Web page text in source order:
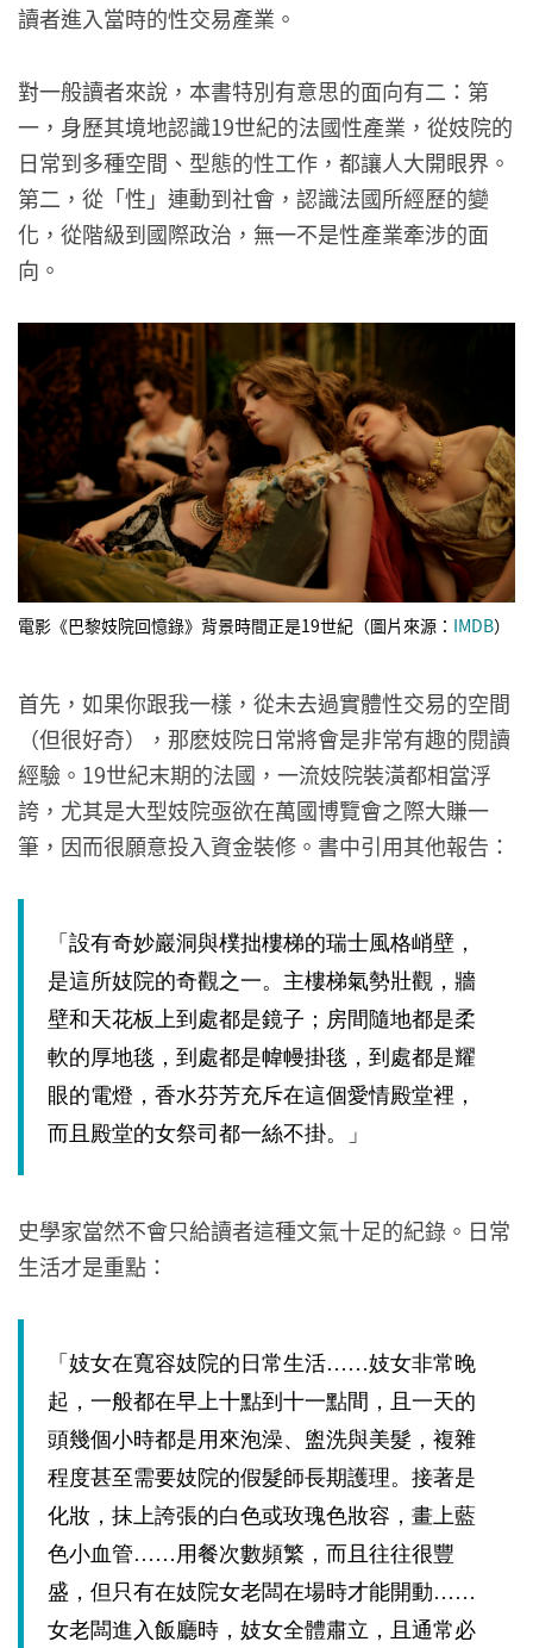
讀者進入當時的性交易產業。
對一般讀者來說，本書特別有意思的面向有二：第
一，身歷其境地認識19世紀的法國性產業，從妓院的
日常到多種空間、型態的性工作，都讓人大開眼界。
第二，從「性」連動到社會，認識法國所經歷的變
化，從階級到國際政治，無一不是性產業牽涉的面
向。
電影《巴黎妓院回憶錄》背景時間正是19世紀（圖片來源： IMDB）
首先，如果你跟我一樣，從未去過實體性交易的空間
（但很好奇），那麽妓院日常將會是非常有趣的閱讀
經驗。19世紀末期的法國，一流妓院裝潢都相當浮
誇，尤其是大型妓院亟欲在萬國博覽會之際大賺一
筆，因而很願意投入資金裝修。書中引用其他報告：
「設有奇妙巖洞與樸拙樓梯的瑞士風格峭壁，
是這所妓院的奇觀之一。主樓梯氣勢壯觀，牆
壁和天花板上到處都是鏡子；房間隨地都是柔
軟的厚地毯，到處都是幃幔掛毯，到處都是耀
眼的電燈，香水芬芳充斥在這個愛情殿堂裡，
而且殿堂的女祭司都一絲不掛。」
史學家當然不會只給讀者這種文氣十足的紀錄。日常
生活才是重點：
「妓女在寬容妓院的日常生活……妓女非常晚
起，一般都在早上十點到十一點間，且一天的
頭幾個小時都是用來泡澡、盥洗與美髮，複雜
程度甚至需要妓院的假髮師長期護理。接著是
化妝，抹上誇張的白色或玫瑰色妝容，畫上藍
色小血管……用餐次數頻繁，而且往往很豐
盛，但只有在妓院女老闆在場時才能開動……
女老闆進入飯廳時，妓女全體肅立，且通常必